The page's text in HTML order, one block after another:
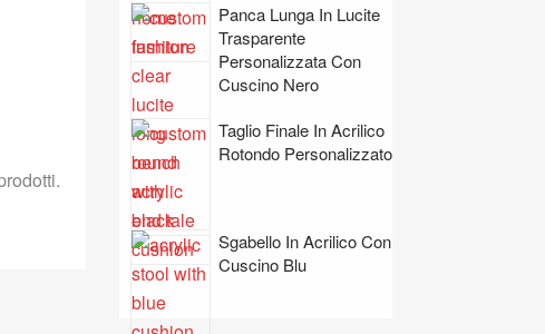
Panca Lunga In Lucite
Trasparente
Personalizzata Con
Cuscino Nero
Taglio Finale In Acrilico
Rotondo Personalizzato
Sgabello In Acrilico Con
Cuscino Blu